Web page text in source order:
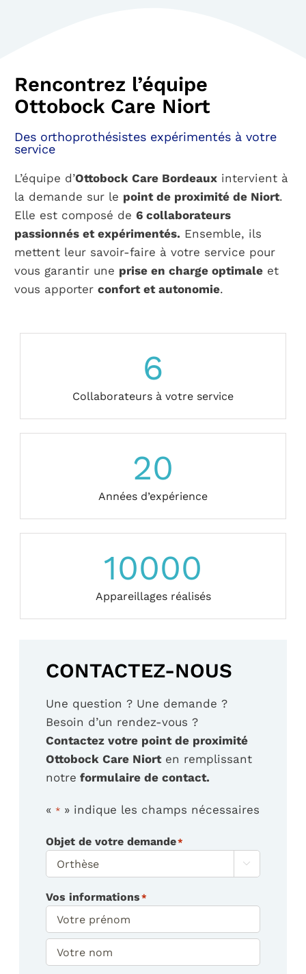
Rencontrez l’équipe
Ottobock Care Niort
Des orthoprothésistes expérimentés à votre
service
L’équipe d’Ottobock Care Bordeauxintervient à
la demande sur le point de proximité de Niort.
Elle est composé de 6 collaborateurs
passionnés et expérimentés. Ensemble, ils
mettent leur savoir-faire à votre service pour
vous garantir une prise en charge optimaleet
vous apporter confort et autonomie.
6
Collaborateurs à votre service
20
Années d’expérience
10000
Appareillages réalisés
CONTACTEZ-NOUS
Une question ? Une demande ?
Besoin d’un rendez-vous ?
Contactez votre point de proximité
Ottobock Care Niorten remplissant
notre formulaire de contact.
«* » indique les champs nécessaires
Objet de votre demande*

Vos informations *
Prénom